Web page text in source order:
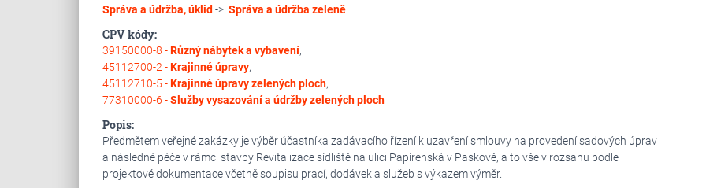
Správa a údržba, úklid -> Správa a údržba zeleně
CPV kódy:
39150000-8 -Různý nábytek a vybavení,
45112700-2 -Krajinné úpravy,
45112710-5 -Krajinné úpravy zelených ploch,
77310000-6 -Služby vysazování a údržby zelených ploch
Popis:
Předmětem veřejné zakázky je výběr účastníka zadávacího řízení k uzavření smlouvy na provedení sadových úprav
a následné péče v rámci stavby Revitalizace sídliště na ulici Papírenská v Paskově, a to vše v rozsahu podle
projektové dokumentace včetně soupisu prací, dodávek a služeb s výkazem výměr.